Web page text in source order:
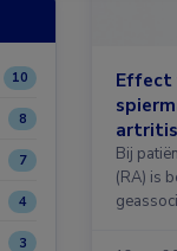
10
8
7
4
3
Effect
artritis
Bij
(RA) is